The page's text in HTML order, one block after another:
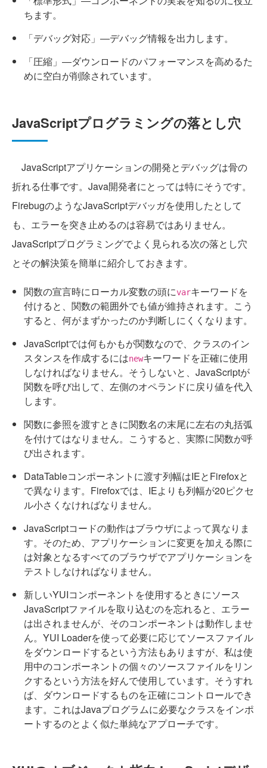
ちます。
「デバッグ対応」―デバッグ情報を出力します。
「圧縮」―ダウンロードのパフォーマンスを高めるた
めに空白が削除されています。
JavaScriptプログラミングの落とし穴
JavaScriptアプリケーションの開発とデバッグは骨の
折れる仕事です。Java開発者にとっては特にそうです。
FirebugのようなJavaScriptデバッガを使用したとして
も、エラーを突き止めるのは容易ではありません。
JavaScriptプログラミングでよく見られる次の落とし穴
とその解決策を簡単に紹介しておきます。
関数の宣言時にローカル変数の頭にvarキーワードを
付けると、関数の範囲外でも値が維持されます。こう
すると、何がまずかったのか判断しにくくなります。
JavaScriptでは何もかもが関数なので、クラスのイン
スタンスを作成するにはnewキーワードを正確に使用
しなければなりません。そうしないと、JavaScriptが
関数を呼び出して、左側のオペランドに戻り値を代入
します。
関数に参照を渡すときに関数名の末尾に左右の丸括弧
を付けてはなりません。こうすると、実際に関数が呼
び出されます。
DataTableコンポーネントに渡す列幅はIEとFirefoxと
で異なります。Firefoxでは、IEよりも列幅が20ピクセ
ル小さくなければなりません。
JavaScriptコードの動作はブラウザによって異なりま
す。そのため、アプリケーションに変更を加える際に
は対象となるすべてのブラウザでアプリケーションを
テストしなければなりません。
新しいYUIコンポーネントを使用するときにソース
JavaScriptファイルを取り込むのを忘れると、エラー
は出されませんが、そのコンポーネントは動作しませ
ん。YUI Loaderを使って必要に応じてソースファイル
をダウンロードするという方法もありますが、私は使
用中のコンポーネントの個々のソースファイルをリン
クするという方法を好んで使用しています。そうすれ
ば、ダウンロードするものを正確にコントロールでき
ます。これはJavaプログラムに必要なクラスをインポ
ートするのとよく似た単純なアプローチです。